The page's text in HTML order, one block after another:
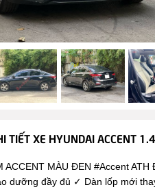
TIẾT XE HYUNDAI ACCENT
ACCENT MÀU ĐEN #Accent
dưỡng đầy đủ ✓ Dàn lốp mới